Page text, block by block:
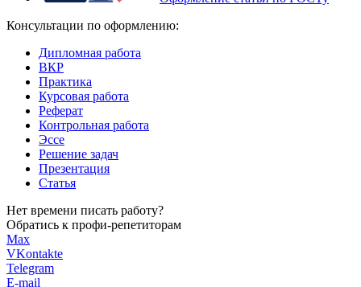
Консультации по оформлению:
Дипломная работа
ВКР
Практика
Курсовая работа
Реферат
Контрольная работа
Эссе
Решение задач
Презентация
Статья
Нет времени писать работу?
Обратись к профи-репетиторам
Max
VKontakte
Telegram
E-mail